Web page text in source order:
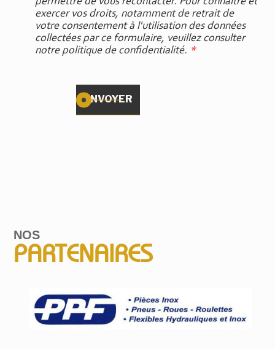
exercer vos droits, notamment de retrait de
votre consentement à l'utilisation des données
collectées par ce formulaire, veuillez consulter
notre politique de confidentialité. *
NOS
PARTENAIRES